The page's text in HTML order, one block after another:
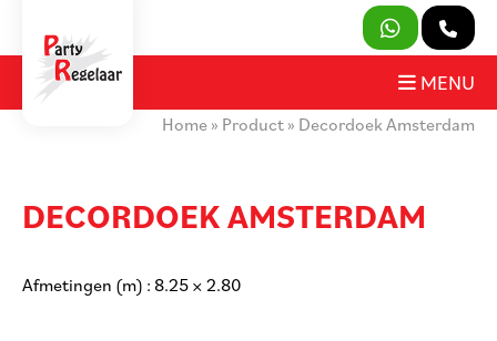
SLUITEN
OVER ONS
MENU
Home » Product » Decordoek Amsterdam
DECORDOEK AMSTERDAM
Afmetingen (m) : 8.25 × 2.80